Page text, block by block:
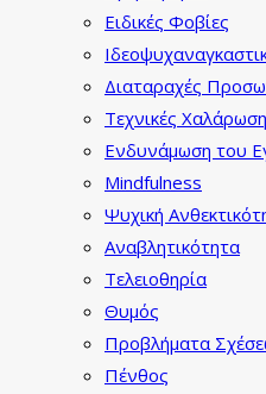
Ειδικές Φοβίες
Διαταραχές
Τεχνικές
Ενδυνάμωση του
Mindfulness
Ψυχική
Αναβλητικότητα
Τελειοθηρία
Θυμός
Προβλήματα
Πένθος